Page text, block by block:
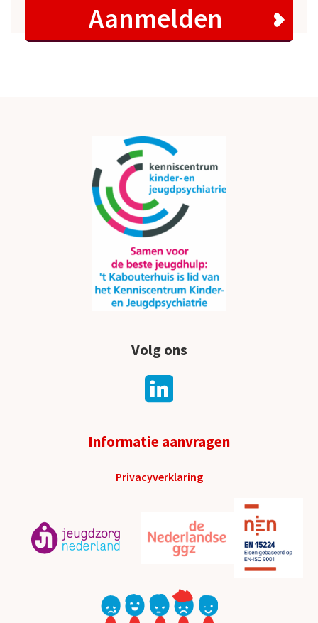
Aanmelden
Volg ons
Informatie aanvragen
Privacyverklaring